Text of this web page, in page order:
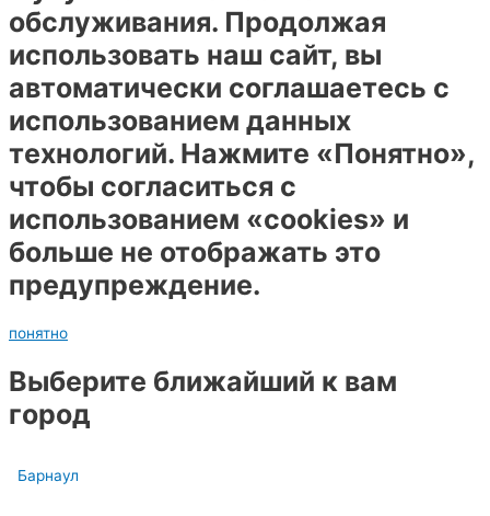
обслуживания. Продолжая
использовать наш сайт, вы
автоматически соглашаетесь с
использованием данных
технологий. Нажмите «Понятно»,
чтобы согласиться с
использованием «cookies» и
больше не отображать это
предупреждение.
понятно
Выберите ближайший к вам
город
Барнаул